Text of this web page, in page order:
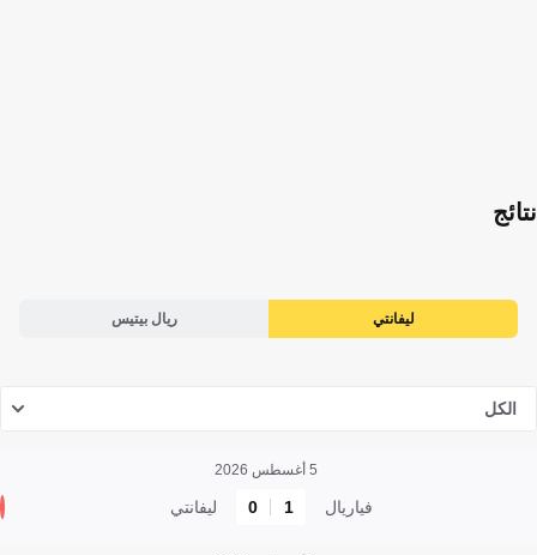
نتائج
ليفانتي ريال بيتيس
الكل
5 أغسطس 2026
فياريال 1
0 ليفانتي